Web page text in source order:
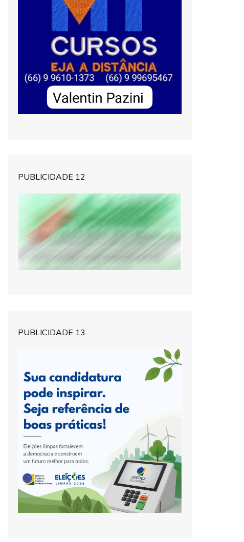
PUBLICIDADE 12
PUBLICIDADE 13